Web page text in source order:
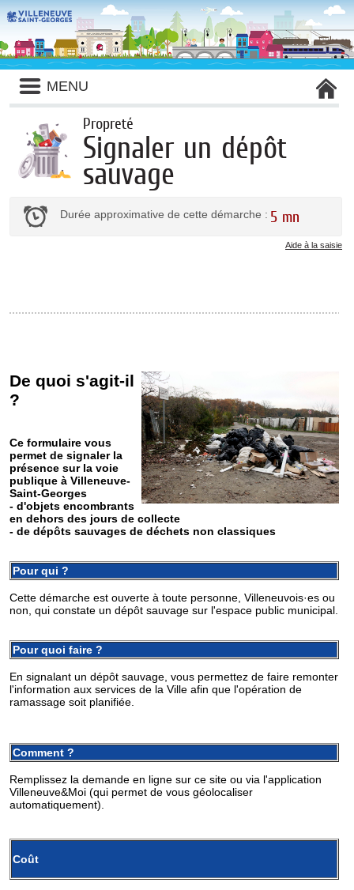
Liste
des
avertissements
MENU
Propreté
Signaler un dépôt
sauvage
Durée approximative de cette démarche : 5 mn
Aide à la saisie